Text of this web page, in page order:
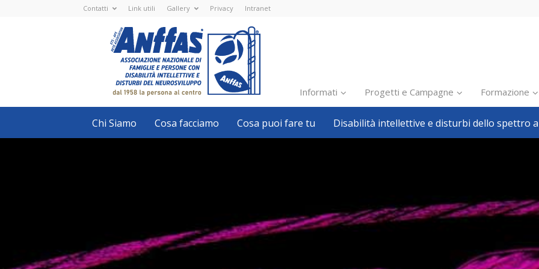
Contatti Link utili Gallery Privacy Intranet
Nazionale
ETS
-
APS
Associazione
Nazionale
di
Famiglie
e
con
disabilità
intellettive
Informati
Inclusione scolastica
Inclusione lavorativa
Pillole
Formazione
Ricerca e Scienza
Welfare locale
Progetti e Campagne Formazione
Chi Siamo Cosa facciamo Cosa puoi fare tu Disabilità intellettive e disturbi dello spettro